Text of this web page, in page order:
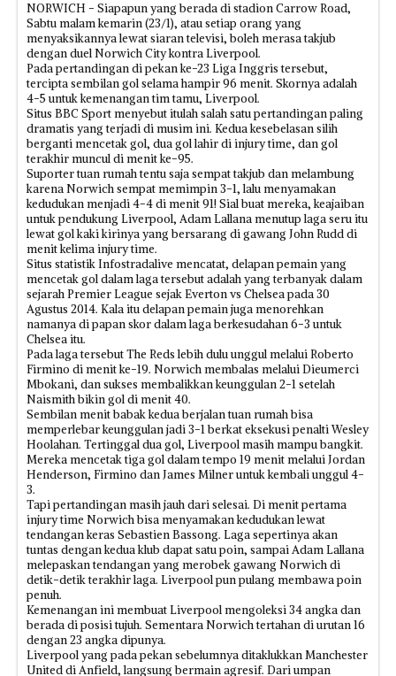
NORWICH - Siapapun yang berada di stadion Carrow Road,
Sabtu malam kemarin (23/1), atau setiap orang yang
menyaksikannya lewat siaran televisi, boleh merasa takjub
dengan duel Norwich City kontra Liverpool.
Pada pertandingan di pekan ke-23 Liga Inggris tersebut,
tercipta sembilan gol selama hampir 96 menit. Skornya adalah
4-5 untuk kemenangan tim tamu, Liverpool.
Situs BBC Sport menyebut itulah salah satu pertandingan paling
dramatis yang terjadi di musim ini. Kedua kesebelasan silih
berganti mencetak gol, dua gol lahir di injury time, dan gol
terakhir muncul di menit ke-95.
Suporter tuan rumah tentu saja sempat takjub dan melambung
karena Norwich sempat memimpin 3-1, lalu menyamakan
kedudukan menjadi 4-4 di menit 91! Sial buat mereka, keajaiban
untuk pendukung Liverpool, Adam Lallana menutup laga seru itu
lewat gol kaki kirinya yang bersarang di gawang John Rudd di
menit kelima injury time.
Situs statistik Infostradalive mencatat, delapan pemain yang
mencetak gol dalam laga tersebut adalah yang terbanyak dalam
sejarah Premier League sejak Everton vs Chelsea pada 30
Agustus 2014. Kala itu delapan pemain juga menorehkan
namanya di papan skor dalam laga berkesudahan 6-3 untuk
Chelsea itu.
Pada laga tersebut The Reds lebih dulu unggul melalui Roberto
Firmino di menit ke-19. Norwich membalas melalui Dieumerci
Mbokani, dan sukses membalikkan keunggulan 2-1 setelah
Naismith bikin gol di menit 40.
Sembilan menit babak kedua berjalan tuan rumah bisa
memperlebar keunggulan jadi 3-1 berkat eksekusi penalti Wesley
Hoolahan. Tertinggal dua gol, Liverpool masih mampu bangkit.
Mereka mencetak tiga gol dalam tempo 19 menit melalui Jordan
Henderson, Firmino dan James Milner untuk kembali unggul 4-
3.
Tapi pertandingan masih jauh dari selesai. Di menit pertama
injury time Norwich bisa menyamakan kedudukan lewat
tendangan keras Sebastien Bassong. Laga sepertinya akan
tuntas dengan kedua klub dapat satu poin, sampai Adam Lallana
melepaskan tendangan yang merobek gawang Norwich di
detik-detik terakhir laga. Liverpool pun pulang membawa poin
penuh.
Kemenangan ini membuat Liverpool mengoleksi 34 angka dan
berada di posisi tujuh. Sementara Norwich tertahan di urutan 16
dengan 23 angka dipunya.
Liverpool yang pada pekan sebelumnya ditaklukkan Manchester
United di Anfield, langsung bermain agresif. Dari umpan